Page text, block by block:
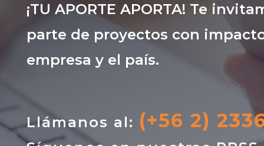
¡TU APORTE APORTA! Te
parte de proyectos con
empresa y el país.
Llámanos al: (+56 2)